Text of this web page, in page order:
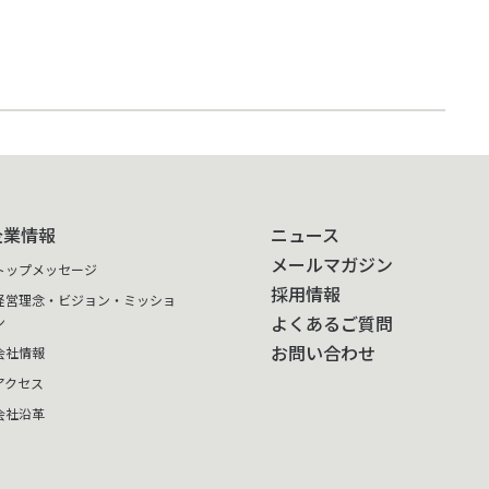
情報
ップメッセージ
営理念・ビジョン・ミッショ
社情報
クセス
社沿革
ニュース
メールマガジン
採用情報
よくあるご質問
お問い合わせ